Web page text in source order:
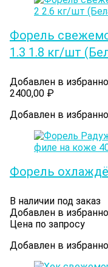
Форель
1.3 1.8 кг/шт
Добавлен в
2400,00 ₽
Добавлен в
Форель
В наличии под заказ
Добавлен в
Цена по запросу
Добавлен в